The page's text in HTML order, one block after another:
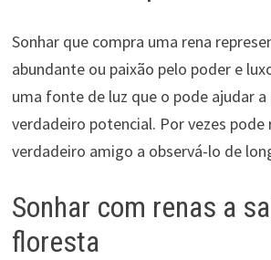
Sonhar que compra uma rena
abundante ou paixão pelo poder e
uma fonte de luz que o pode ajudar a
verdadeiro potencial. Por vezes pode
verdadeiro amigo a observá-lo de
Sonhar com renas a
floresta